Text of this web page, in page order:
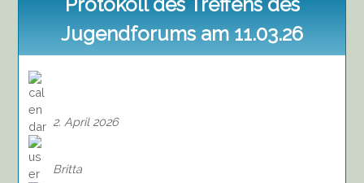
Protokoll des Treffens des
Jugendforums am 11.03.26
2. April 2026
Britta